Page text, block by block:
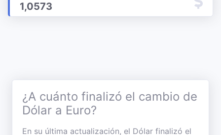
1,0573
¿A cuánto finalizó el cambio de
Dólar a Euro?
En su última actualización, el Dólar finalizó el